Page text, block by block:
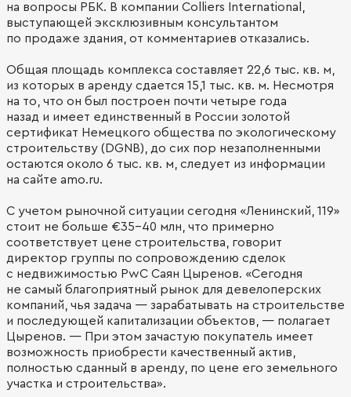
на вопросы РБК. В компании Colliers International,
выступающей эксклюзивным консультантом
по продаже здания, от комментариев отказались.
Общая площадь комплекса составляет 22,6 тыс. кв. м,
из которых в аренду сдается 15,1 тыс. кв. м. Несмотря
на то, что он был построен почти четыре года
назад и имеет единственный в России золотой
сертификат Немецкого общества по экологическому
строительству (DGNB), до сих пор незаполненными
остаются около 6 тыс. кв. м, следует из информации
на сайте amo.ru.
С учетом рыночной ситуации сегодня «Ленинский, 119»
стоит не больше €35–40 млн, что примерно
соответствует цене строительства, говорит
директор группы по сопровождению сделок
с недвижимостью PwC Саян Цыренов. «Сегодня
не самый благоприятный рынок для девелоперских
компаний, чья задача — зарабатывать на строительстве
и последующей капитализации объектов, — полагает
Цыренов. — При этом зачастую покупатель имеет
возможность приобрести качественный актив,
полностью сданный в аренду, по цене его земельного
участка и строительства».